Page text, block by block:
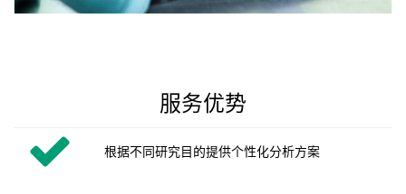
服务优势
根据不同研究目的提供个性化分析方案